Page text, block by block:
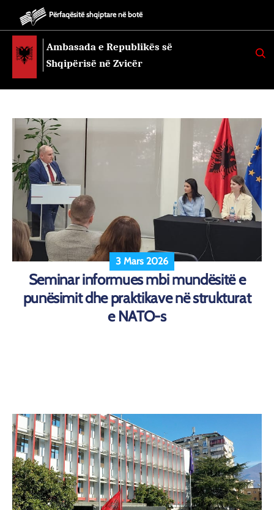
Përfaqësitë shqiptare në botë
Ambasada e Republikës së
Shqipërisë në Zvicër
K
E
3 Mars 2026
Seminar informues mbi mundësitë e
punësimit dhe praktikave në strukturat
e NATO-s